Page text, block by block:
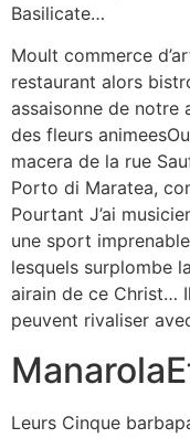
Basilicate…
Moult commerce
restaurant alors
assaisonne de notre
des fleurs
macera de la rue
Porto di Maratea,
Pourtant J’ai
une sport
lesquels surplombe
airain de ce Christ…
peuvent rivaliser
Leurs Cinque